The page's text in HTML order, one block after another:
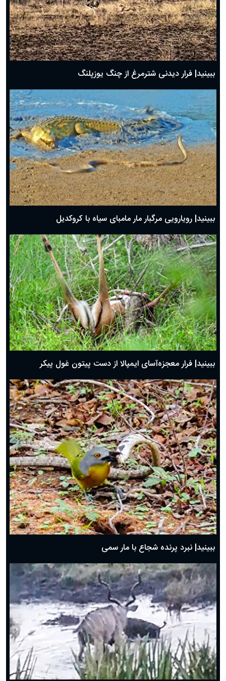
ببینید| فرار دیدنی شترمرغ از چنگ یوزپلنگ
ببینید| رویارویی مرگبار مار مامبای سیاه با کروکدیل
ببینید| فرار معجزه‌آسای ایمپالا از دست پیتون غول پیکر
ببینید| نبرد پرنده شجاع با مار سمی